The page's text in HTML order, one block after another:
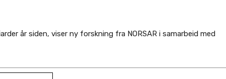
år siden, viser ny forskning fra NORSAR i samarbeid med